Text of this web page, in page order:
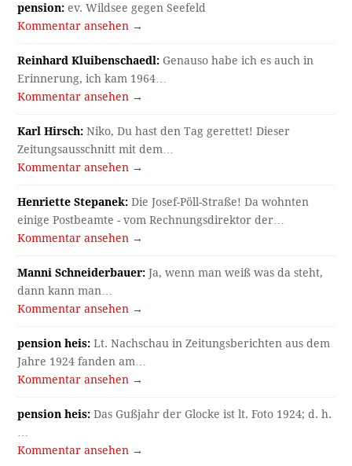
pension: ev. Wildsee gegen Seefeld
Kommentar ansehen →
Reinhard Kluibenschaedl: Genauso habe ich es auch in
Erinnerung, ich kam 1964…
Kommentar ansehen →
Karl Hirsch: Niko, Du hast den Tag gerettet! Dieser
Zeitungsausschnitt mit dem…
Kommentar ansehen →
Henriette Stepanek: Die Josef-Pöll-Straße! Da wohnten
einige Postbeamte - vom Rechnungsdirektor der…
Kommentar ansehen →
Manni Schneiderbauer: Ja, wenn man weiß was da steht,
dann kann man…
Kommentar ansehen →
pension heis: Lt. Nachschau in Zeitungsberichten aus dem
Jahre 1924 fanden am…
Kommentar ansehen →
pension heis: Das Gußjahr der Glocke ist lt. Foto 1924; d. h.
Kommentar ansehen →